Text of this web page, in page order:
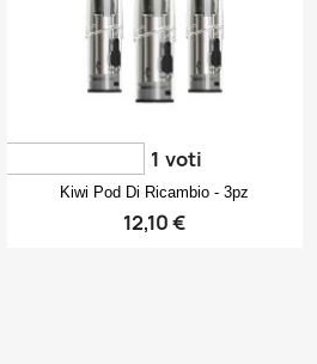
Anteprima
Kiwi Pod Di Ricambio - 3pz
12,10 €
1 voti